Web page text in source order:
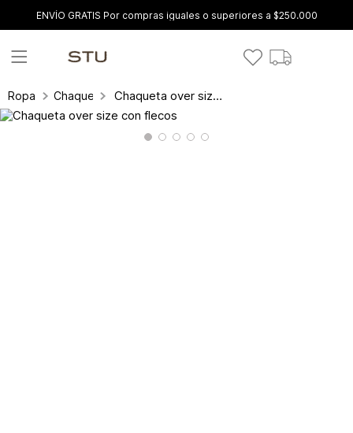
ENVÍO GRATIS Por compras iguales o superiores a $250.000
Ropa Chaquetas Chaqueta over size con flecos